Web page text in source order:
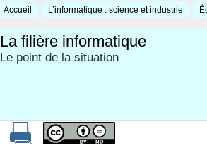
Accueil L’informatique : science et industrie
La filière informatique
Le point de la situation